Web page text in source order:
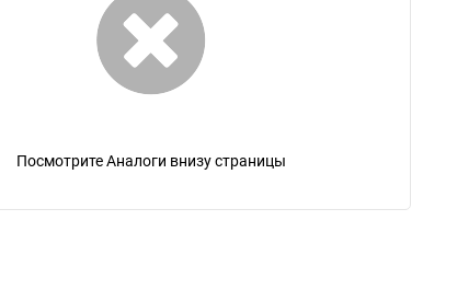
Посмотрите Аналоги внизу страницы